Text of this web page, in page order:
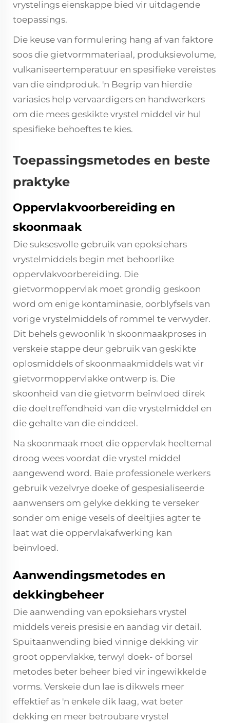
vrystelings eienskappe bied vir uitdagende
toepassings.
Die keuse van formulering hang af van faktore
soos die gietvormmateriaal, produksievolume,
vulkaniseertemperatuur en spesifieke vereistes
van die eindproduk. 'n Begrip van hierdie
variasies help vervaardigers en handwerkers
om die mees geskikte vrystel middel vir hul
spesifieke behoeftes te kies.
Toepassingsmetodes en beste
praktyke
Oppervlakvoorbereiding en
skoonmaak
Die suksesvolle gebruik van epoksiehars
vrystelmiddels begin met behoorlike
oppervlakvoorbereiding. Die
gietvormoppervlak moet grondig geskoon
word om enige kontaminasie, oorblyfsels van
vorige vrystelmiddels of rommel te verwyder.
Dit behels gewoonlik 'n skoonmaakproses in
verskeie stappe deur gebruik van geskikte
oplosmiddels of skoonmaakmiddels wat vir
gietvormoppervlakke ontwerp is. Die
skoonheid van die gietvorm beïnvloed direk
die doeltreffendheid van die vrystelmiddel en
die gehalte van die einddeel.
Na skoonmaak moet die oppervlak heeltemal
droog wees voordat die vrystel middel
aangewend word. Baie professionele werkers
gebruik vezelvrye doeke of gespesialiseerde
aanwensers om gelyke dekking te verseker
sonder om enige vesels of deeltjies agter te
laat wat die oppervlakafwerking kan
beïnvloed.
Aanwendingsmetodes en
dekkingbeheer
Die aanwending van epoksiehars vrystel
middels vereis presisie en aandag vir detail.
Spuitaanwending bied vinnige dekking vir
groot oppervlakke, terwyl doek- of borsel
metodes beter beheer bied vir ingewikkelde
vorms. Verskeie dun lae is dikwels meer
effektief as 'n enkele dik laag, wat beter
dekking en meer betroubare vrystel